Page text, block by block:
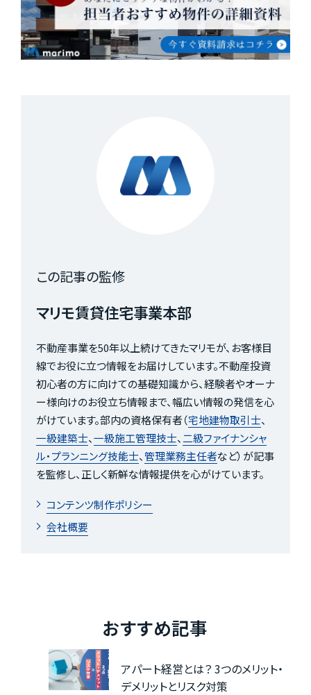
この記事の監修
マリモ賃貸住宅事業本部
不動産事業を50年以上続けてきたマリモが、お客様目
線でお役に立つ情報をお届けしています。不動産投資
初心者の方に向けての基礎知識から、経験者やオーナ
ー様向けのお役立ち情報まで、幅広い情報の発信を心
がけています。部内の資格保有者（宅地建物取引士、
一級建築士、一級施工管理技士、 二級ファイナンシャ
ル・プランニング技能士、管理業務主任者など）が記事
を監修し、正しく新鮮な情報提供を心がけています。
コンテンツ制作ポリシー
会社概要
おすすめ記事
アパート経営とは？ 3つのメリット・
デメリットとリスク対策